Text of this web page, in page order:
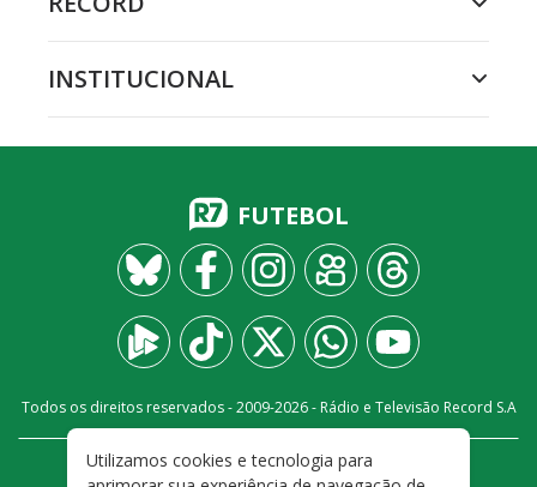
INSTITUCIONAL
FUTEBOL
Todos os direitos reservados - 2009-2026- Rádio e Televisão Record S.A
FALE CONOSCO PRIVACIDADE
Utilizamos cookies e tecnologia para